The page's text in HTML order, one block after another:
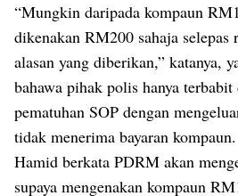
“Mungkin daripada kompaun
dikenakan RM200 sahaja selepas
alasan yang diberikan,” katanya,
bahawa pihak polis hanya terbabit
pematuhan SOP dengan
tidak menerima bayaran kompaun.
Hamid berkata PDRM akan
supaya mengenakan kompaun